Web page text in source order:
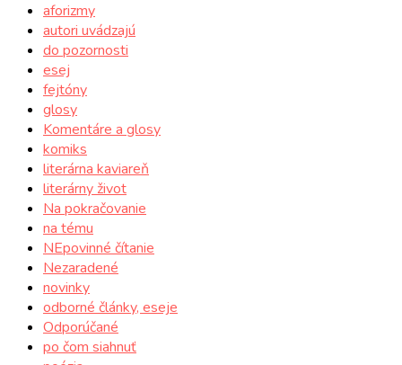
aforizmy
autori uvádzajú
do pozornosti
esej
fejtóny
glosy
Komentáre a glosy
komiks
literárna kaviareň
literárny život
Na pokračovanie
na tému
NEpovinné čítanie
Nezaradené
novinky
odborné články, eseje
Odporúčané
po čom siahnuť